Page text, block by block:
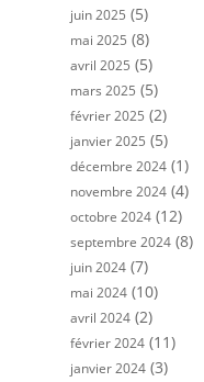
juin 2025 (5)
mai 2025 (8)
avril 2025 (5)
mars 2025 (5)
février 2025 (2)
janvier 2025 (5)
décembre 2024 (1)
novembre 2024 (4)
octobre 2024 (12)
septembre 2024 (8)
juin 2024 (7)
mai 2024 (10)
avril 2024 (2)
février 2024 (11)
janvier 2024 (3)